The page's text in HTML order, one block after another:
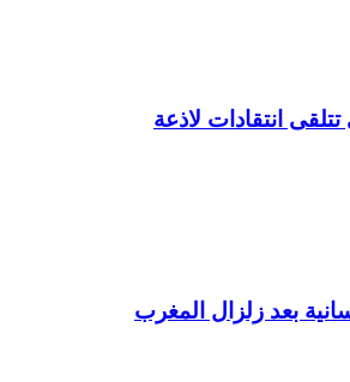
انتقادات لاذعة
بعد زلزال المغرب